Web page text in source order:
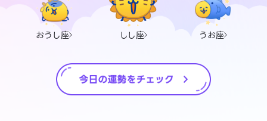
おうし座 しし座 うお座